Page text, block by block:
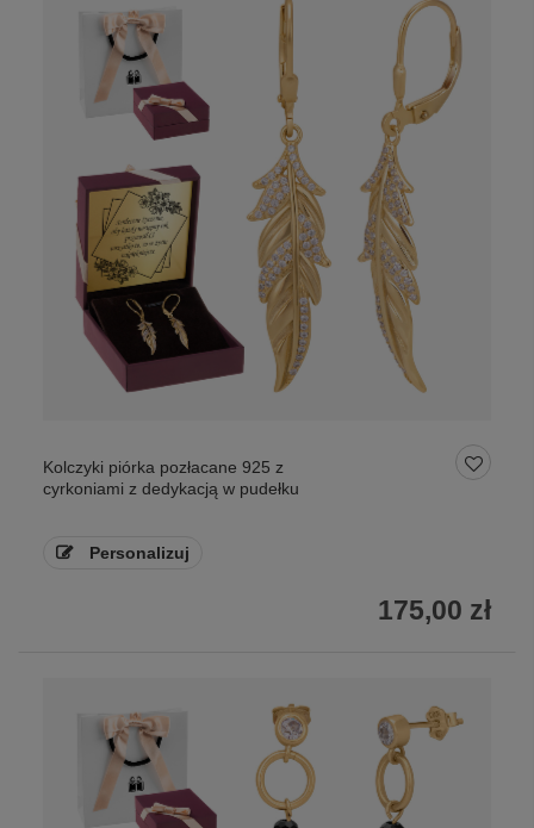
Kolczyki piórka pozłacane 925 z
cyrkoniami z dedykacją w pudełku
Personalizuj
175,00 zł